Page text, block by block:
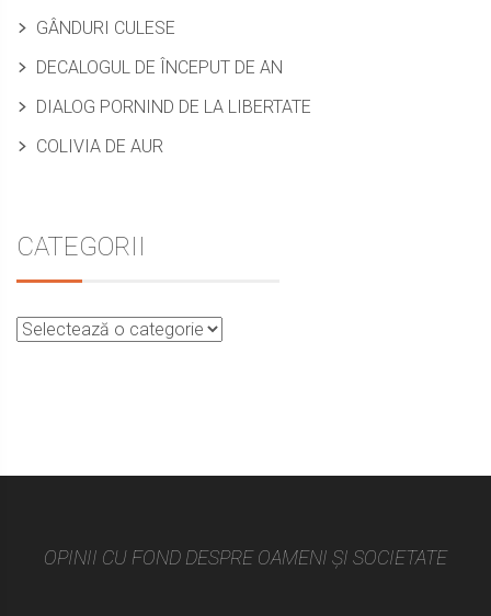
GÂNDURI CULESE
DECALOGUL DE ÎNCEPUT DE AN
DIALOG PORNIND DE LA LIBERTATE
COLIVIA DE AUR
CATEGORII
OPINII CU FOND DESPRE OAMENI ȘI SOCIETATE